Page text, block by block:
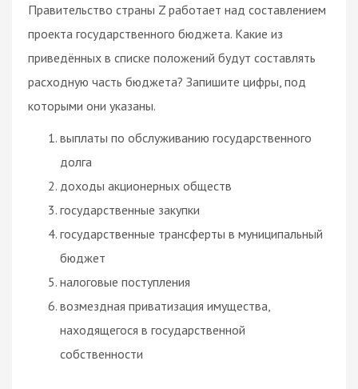
Правительство страны Z работает над составлением
проекта государственного бюджета. Какие из
приведённых в списке положений будут составлять
расходную часть бюджета? Запишите цифры, под
которыми они указаны.
выплаты по обслуживанию государственного
долга
доходы акционерных обществ
государственные закупки
государственные трансферты в муниципальный
бюджет
налоговые поступления
возмездная приватизация имущества,
находящегося в государственной
собственности